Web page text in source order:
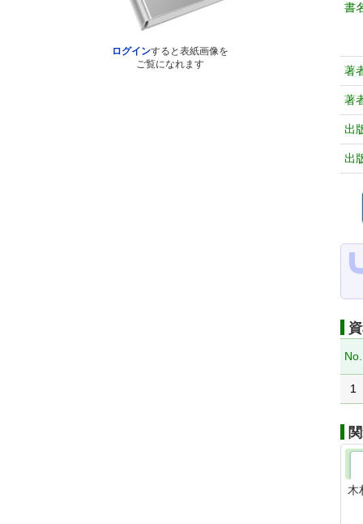
ログインすると表紙画像を
ご覧になれます
書
著
著
出
出
No.
1
木